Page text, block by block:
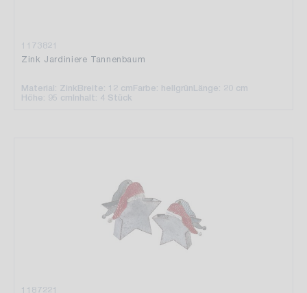
1173821
Zink Jardiniere Tannenbaum
Material: ZinkBreite: 12 cmFarbe: hellgrünLänge: 20 cm
Höhe: 95 cmInhalt: 4 Stück
1187221